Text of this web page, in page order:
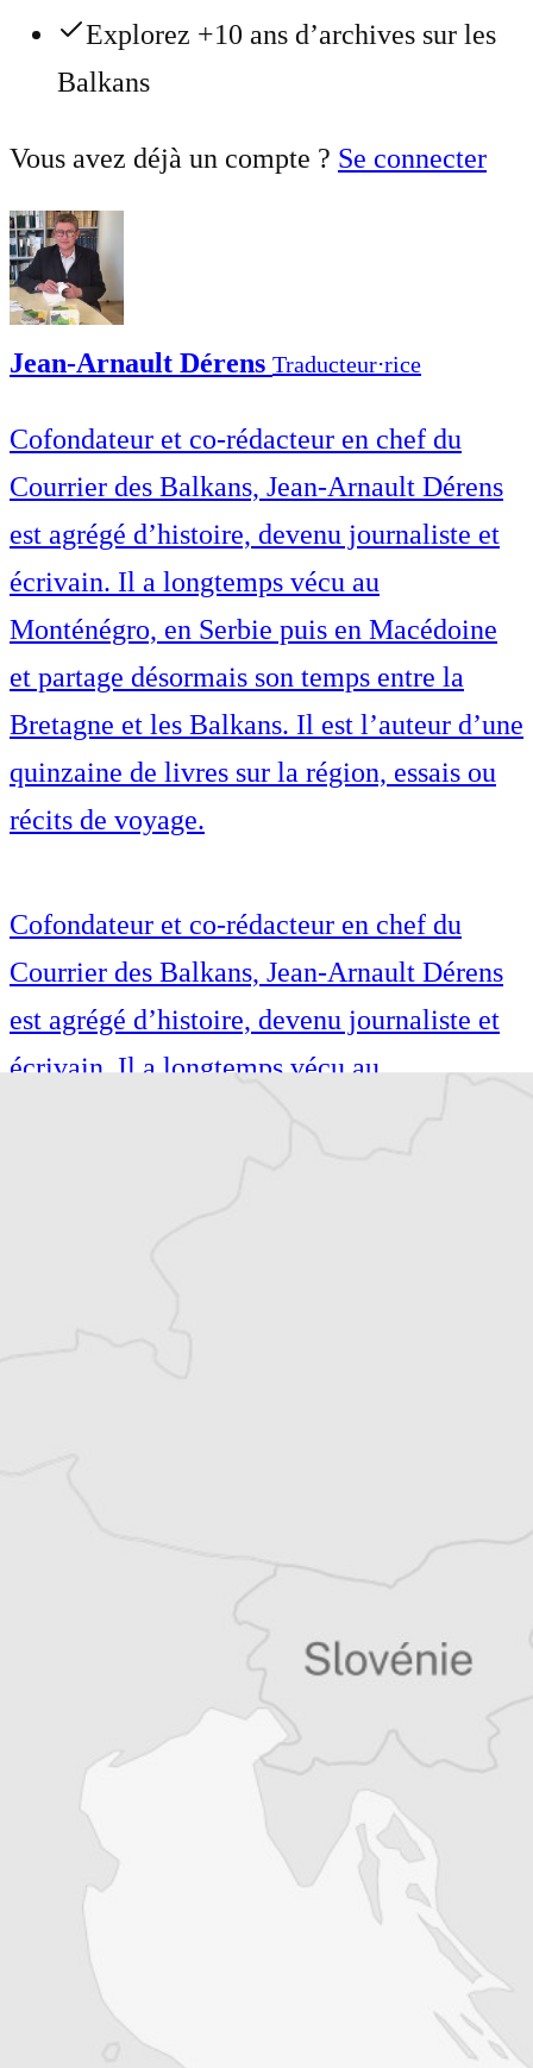
Explorez +10 ans d’archives sur les
Balkans
Vous avez déjà un compte ? Se connecter
Jean-Arnault Dérens Traducteur⋅rice
Cofondateur et co-rédacteur en chef du
Courrier des Balkans, Jean-Arnault Dérens
est agrégé d’histoire, devenu journaliste et
écrivain. Il a longtemps vécu au
Monténégro, en Serbie puis en Macédoine
et partage désormais son temps entre la
Bretagne et les Balkans. Il est l’auteur d’une
quinzaine de livres sur la région, essais ou
récits de voyage.
Cofondateur et co-rédacteur en chef du
Courrier des Balkans, Jean-Arnault Dérens
est agrégé d’histoire, devenu journaliste et
écrivain. Il a longtemps vécu au